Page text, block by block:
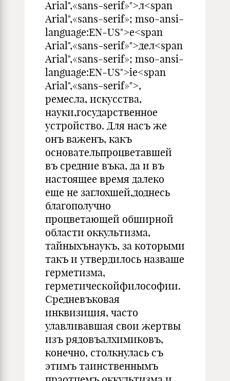
Arial",«sans-serif»">л<span
Arial",«sans-serif»; mso-ansi-
language:EN-US">e<span
Arial",«sans-serif»">дел<span
Arial",«sans-serif»; mso-ansi-
language:EN-US">ie<span
Arial",«sans-serif»">,
ремесла, искусства,
науки,государственное
устройство. Для насъ же
онъ важенъ, какъ
основательпроцветавшей
въ средние въка, да и въ
настоящее время далеко
еще не заглохшей,доднесь
благополучно
процветающей обширной
области оккультизма,
тайныхънаукъ, за которыми
такъ и утвердилось назваше
герметизма,
герметическойфилософии.
Средневъковая
инквизиция, часто
улавливавшая свои жертвы
изъ рядовъалхимиковъ,
конечно, столкнулась съ
этимъ таинственнымъ